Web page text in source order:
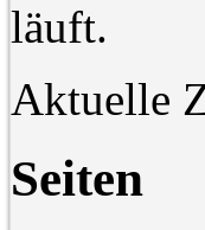
läuft.
Aktuelle
Seiten